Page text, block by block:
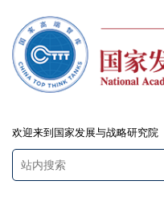
欢迎来到国家发展与战略研究院